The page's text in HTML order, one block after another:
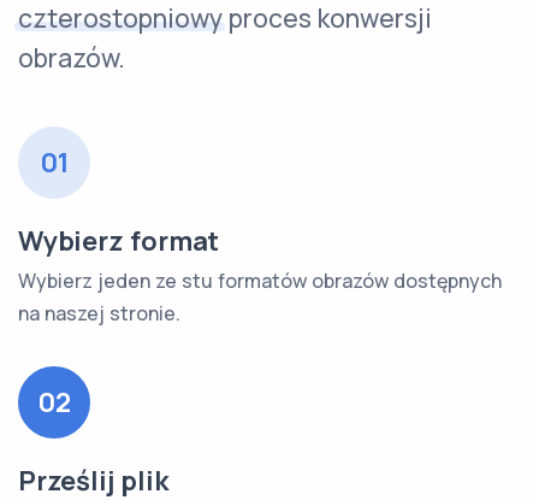
czterostopniowyproces konwersji
obrazów.
01
Wybierz format
Wybierz jeden ze stu formatów obrazów dostępnych
na naszej stronie.
02
Prześlij plik